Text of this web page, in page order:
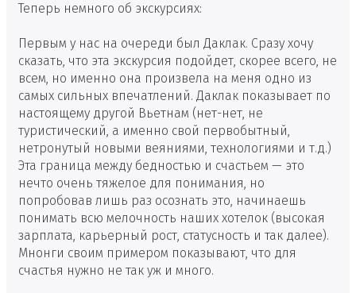
Теперь немного об экскурсиях:
Первым у нас на очереди был Даклак. Сразу хочу
сказать, что эта экскурсия подойдет, скорее всего, не
всем, но именно она произвела на меня одно из
самых сильных впечатлений. Даклак показывает по
настоящему другой Вьетнам (нет-нет, не
туристический, а именно свой первобытный,
нетронутый новыми веяниями, технологиями и т.д.)
Эта граница между бедностью и счастьем — это
нечто очень тяжелое для понимания, но
попробовав лишь раз осознать это, начинаешь
понимать всю мелочность наших хотелок (высокая
зарплата, карьерный рост, статусность и так далее).
Мнонги своим примером показывают, что для
счастья нужно не так уж и много.